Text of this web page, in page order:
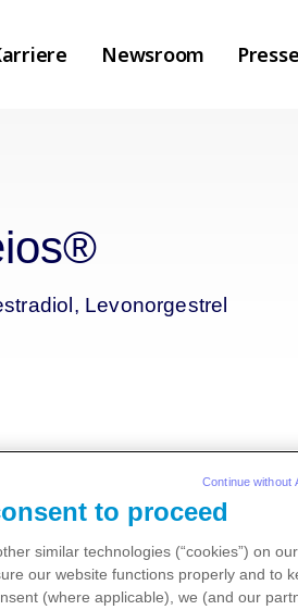
Levonorgestrel
to proceed
similar technologies (“cookies”) on our
our website functions properly and to
(where applicable), we (and our
Continue without